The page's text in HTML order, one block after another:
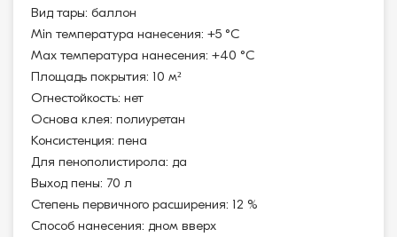
Вид тары: баллон
Min температура нанесения: +5 °С
Max температура нанесения: +40 °С
Площадь покрытия: 10 м²
Огнестойкость: нет
Основа клея: полиуретан
Консистенция: пена
Для пенополистирола: да
Выход пены: 70 л
Степень первичного расширения: 12 %
Способ нанесения: дном вверх